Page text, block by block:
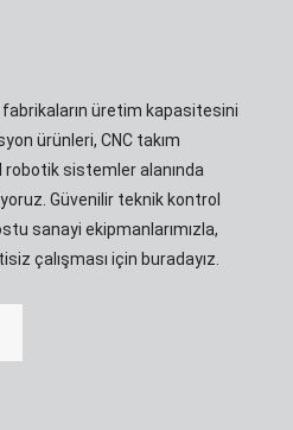
üretim kapasitesini
ürünleri, CNC takım
robotik sistemler alanında
Güvenilir teknik kontrol
sanayi ekipmanlarımızla,
çalışması için buradayız.